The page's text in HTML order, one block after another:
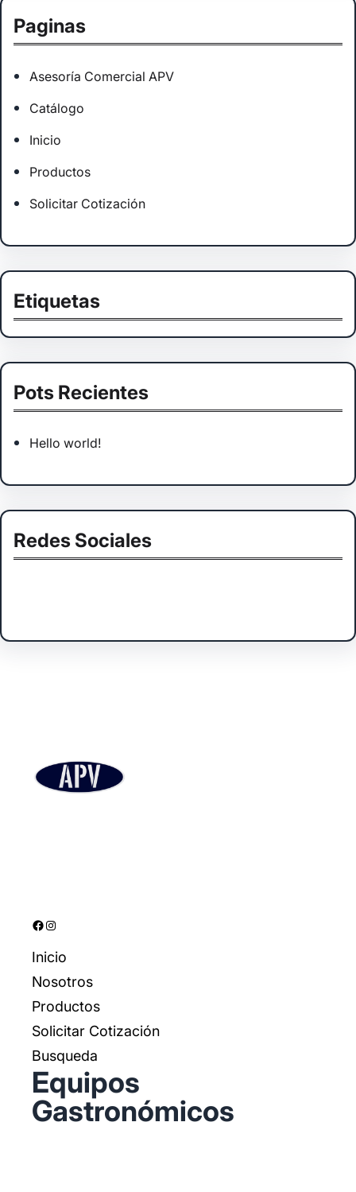
Paginas
Asesoría Comercial APV
Catálogo
Inicio
Productos
Solicitar Cotización
Etiquetas
Pots Recientes
Hello world!
Redes Sociales
Facebook Instagram
Inicio
Nosotros
Productos
Solicitar Cotización
Busqueda
Equipos
Gastronómicos